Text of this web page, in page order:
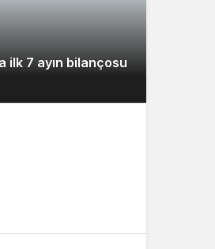
ilk 7 ayın bilançosu